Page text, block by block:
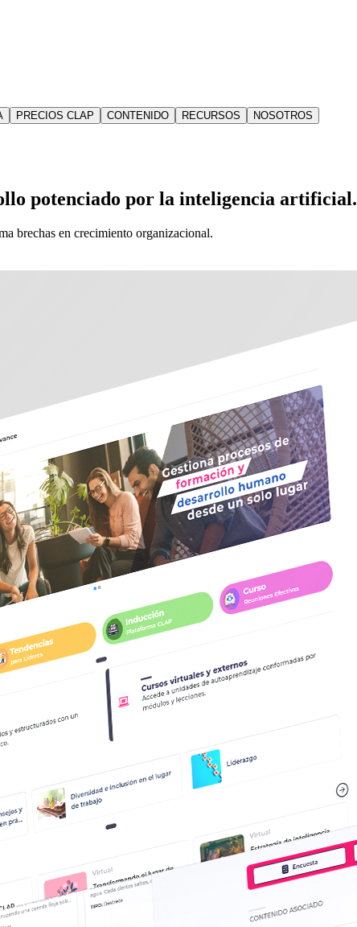
PRECIOS CLAP CONTENIDO RECURSOS NOSOTROS
potenciado por la inteligencia artificial.
brechas en crecimiento organizacional.